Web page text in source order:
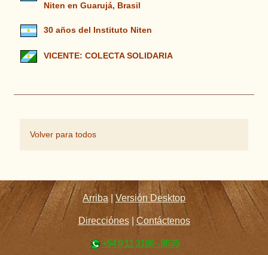
Niten en Guarujá, Brasil
30 años del Instituto Niten
VICENTE: COLECTA SOLIDARIA
Volver para todos
Arriba |Versión Desktop
Direcciónes| Contáctenos
+54 9 11 3186 - 8635